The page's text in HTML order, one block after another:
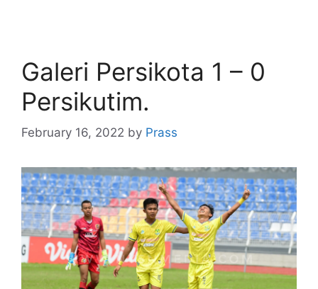
Galeri Persikota 1 – 0
Persikutim.
February 16, 2022 by Prass